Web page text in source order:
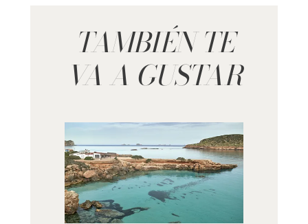
TAMBIÉN TE
VA A GUSTAR